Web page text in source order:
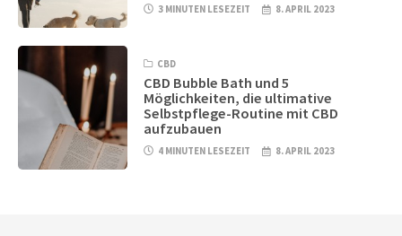
3 MINUTEN LESEZEIT 8. APRIL 2023
CBD
CBD Bubble Bath und 5
Möglichkeiten, die ultimative
Selbstpflege-Routine mit CBD
aufzubauen
4 MINUTEN LESEZEIT 8. APRIL 2023